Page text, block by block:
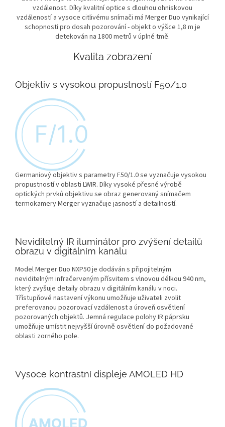
vzdálenost. Díky kvalitní optice s dlouhou ohniskovou
vzdáleností a vysoce citlivému snímači má Merger Duo vynikající
schopnosti pro dosah pozorování - objekt o výšce 1,8 m je
detekován na 1800 metrů v úplné tmě.
Kvalita zobrazení
Objektiv s vysokou propustností F50/1.0
Germaniový objektiv s parametry F50/1.0 se vyznačuje vysokou
propustností v oblasti LWIR. Díky vysoké přesné výrobě
optických prvků objektivu se obraz generovaný snímačem
termokamery Merger vyznačuje jasností a detailností.
Neviditelný IR iluminátor pro zvýšení detailů
obrazu v digitálním kanálu
Model Merger Duo NXP50 je dodáván s připojitelným
neviditelným infračerveným přísvitem s vlnovou délkou 940 nm,
který zvyšuje detaily obrazu v digitálním kanálu v noci.
Třístupňové nastavení výkonu umožňuje uživateli zvolit
preferovanou pozorovací vzdálenost a úroveň osvětlení
pozorovaných objektů. Jemná regulace polohy IR páprsku
umožňuje umístit nejvyšší úrovně osvětlení do požadované
oblasti zorného pole.
Vysoce kontrastní displeje AMOLED HD